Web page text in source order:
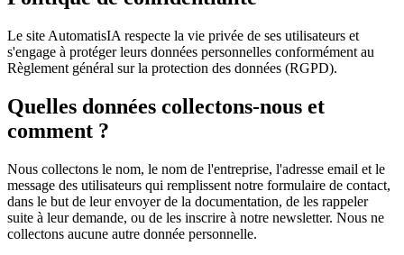
Le site AutomatisIA respecte la vie privée de ses utilisateurs et
s'engage à protéger leurs données personnelles conformément au
Règlement général sur la protection des données (RGPD).
Quelles données collectons-nous et
comment ?
Nous collectons le nom, le nom de l'entreprise, l'adresse email et le
message des utilisateurs qui remplissent notre formulaire de contact,
dans le but de leur envoyer de la documentation, de les rappeler
suite à leur demande, ou de les inscrire à notre newsletter. Nous ne
collectons aucune autre donnée personnelle.